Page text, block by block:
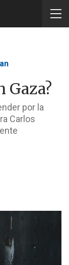
Gaza?
por la
Carlos